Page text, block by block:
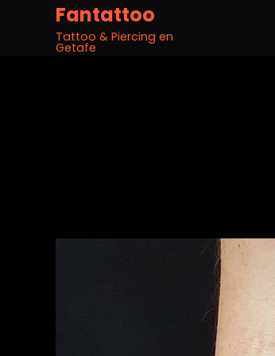
Fantattoo
Tattoo & Piercing en
Getafe